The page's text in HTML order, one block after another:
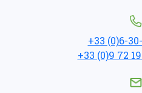
+33 (0)6-
+33 (0)9 72